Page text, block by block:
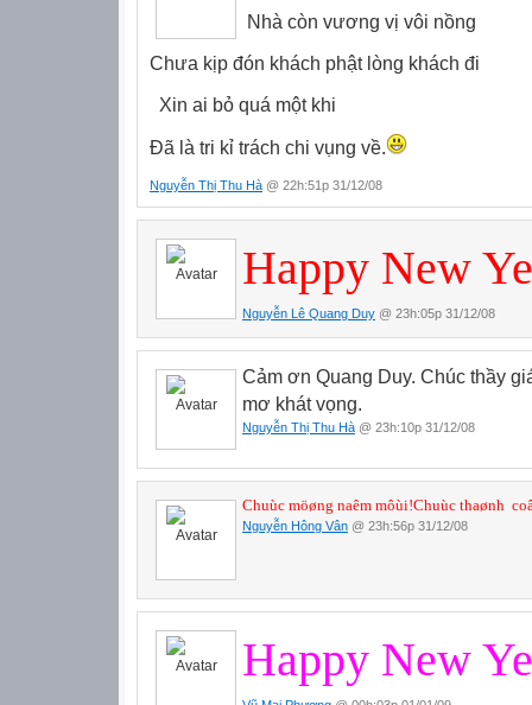
Nhà còn vương vị vôi nồng
Chưa kịp đón khách phật lòng khách đi
Xin ai bỏ quá một khi
Đã là tri kỉ trách chi vụng về.
Nguyễn Thị Thu Hà @ 22h:51p 31/12/08
Happy New
Nguyễn Lê Quang Duy @ 23h:05p 31/12/08
Cảm ơn Quang Duy. Chúc thầy
mơ khát vọng.
Nguyễn Thị Thu Hà @ 23h:10p 31/12/08
Chuùc möøng naêm môùi!Chuùc thaønh
Nguyễn Hông Vân @ 23h:56p 31/12/08
Happy New